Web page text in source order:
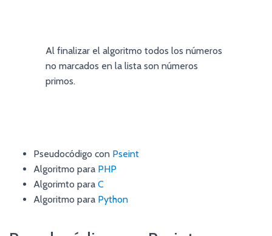
Al finalizar el algoritmo todos los números
no marcados en la lista son números
primos.
Pseudocódigo con Pseint
Algoritmo para PHP
Algorimto para C
Algoritmo para Python